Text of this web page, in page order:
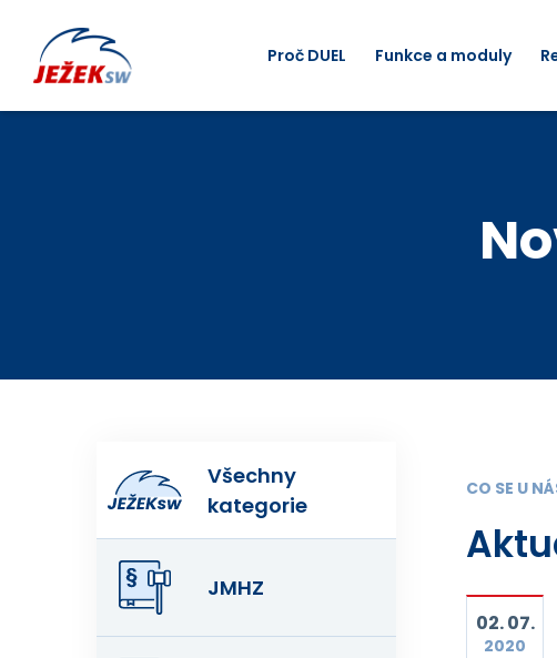
Proč DUEL Funkce a moduly
Všechny
kategorie
JMHZ
CO SE U
02. 07.
2020